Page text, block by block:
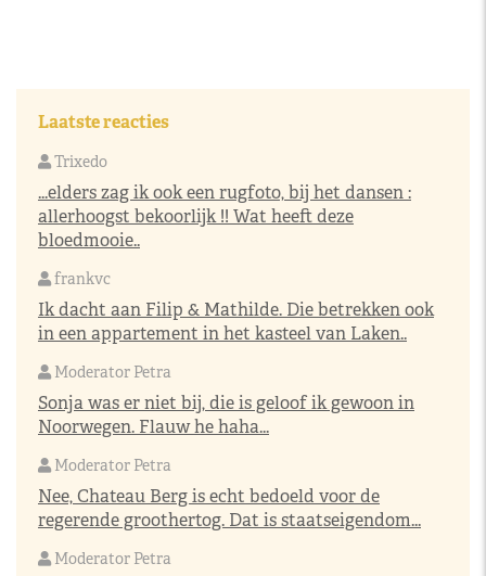
Laatste reacties
Trixedo
...elders zag ik ook een rugfoto, bij het dansen :
allerhoogst bekoorlijk !! Wat heeft deze
bloedmooie..
frankvc
Ik dacht aan Filip & Mathilde. Die betrekken ook
in een appartement in het kasteel van Laken..
Moderator Petra
Sonja was er niet bij, die is geloof ik gewoon in
Noorwegen. Flauw he haha...
Moderator Petra
Nee, Chateau Berg is echt bedoeld voor de
regerende groothertog. Dat is staatseigendom...
Moderator Petra